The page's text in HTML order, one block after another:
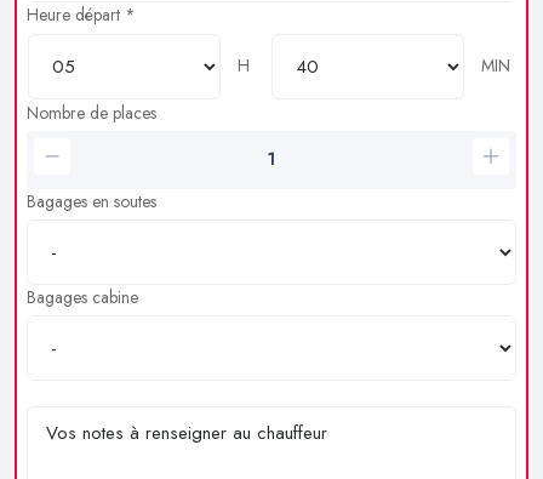
Heure départ *
H
MIN
Nombre de places
Bagages en soutes
Bagages cabine